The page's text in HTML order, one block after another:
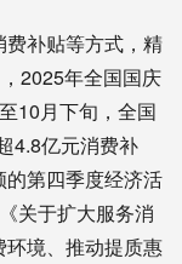
补贴等方式，精
2025年全国国庆
10月下旬，全国
4.8亿元消费补
第四季度经济活
关于扩大服务消
境、推动提质惠